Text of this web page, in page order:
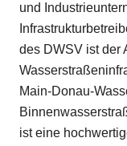
und
des DWSV ist der
Main-Donau-
ist eine